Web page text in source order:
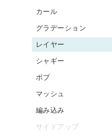
カール
グラデーション
レイヤー
シャギー
ボブ
マッシュ
編み込み
サイドアップ